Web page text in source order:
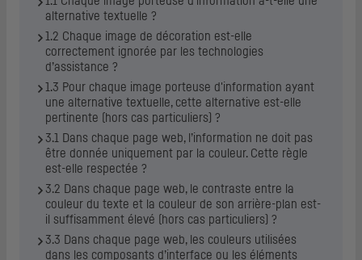
alternative textuelle ?
1.2 Chaque image de décoration est-elle
correctement ignorée par les technologies
d’assistance ?
1.3 Pour chaque image porteuse d'information ayant
une alternative textuelle, cette alternative est-elle
pertinente (hors cas particuliers) ?
3.1 Dans chaque page web, l’information ne doit pas
être donnée uniquement par la couleur. Cette règle
est-elle respectée ?
3.2 Dans chaque page web, le contraste entre la
couleur du texte et la couleur de son arrière-plan est-
il suffisamment élevé (hors cas particuliers) ?
3.3 Dans chaque page web, les couleurs utilisées
dans les composants d’interface ou les éléments